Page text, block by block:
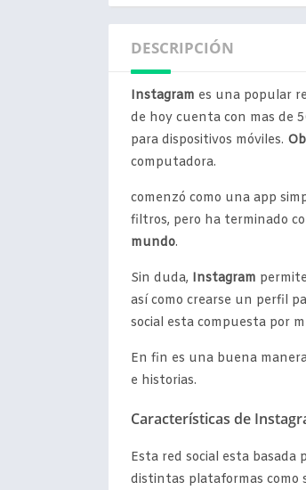
DESCRIPCIÓN
Instagram es una popular
de hoy cuenta con mas de
para dispositivos móviles.
computadora.
comenzó como una app
filtros, pero ha terminado
mundo.
Sin duda, Instagram
así como crearse un perfil
social esta compuesta por
En fin es una buena
e historias.
Características de
Esta red social esta
distintas plataformas como